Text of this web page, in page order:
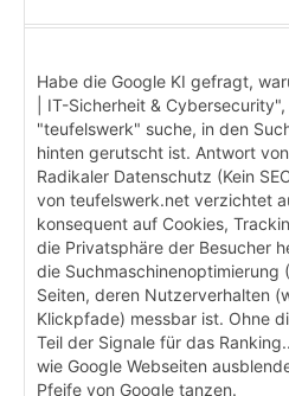
Habe die Google KI gefragt,
| IT-Sicherheit &
"teufelswerk" suche, in den
hinten gerutscht ist. Antwort
Radikaler Datenschutz (Kein
von teufelswerk.net verzichtet
konsequent auf Cookies,
die Privatsphäre der Besucher
die Suchmaschinenoptimierung
Seiten, deren Nutzerverhalten
Klickpfade) messbar ist. Ohne
Teil der Signale für das
wie Google Webseiten
Pfeife von Google tanzen.